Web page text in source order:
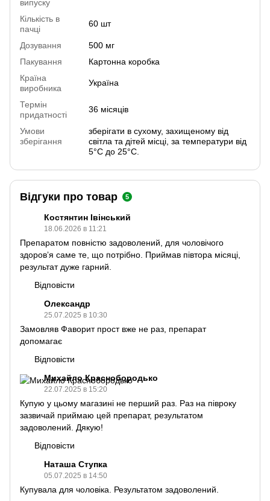
випуску
Кількість в
пачці
60 шт
Дозування
500 мг
Пакування
Картонна коробка
Країна
виробника
Україна
Термін
придатності
36 місяців
Умови
зберігання
зберігати в сухому, захищеному від
світла та дітей місці, за температури від
5°С до 25°С.
Відгуки про товар 5
Костянтин Івінський
18.06.2026 в 11:21
Препаратом повністю задоволений, для чоловічого
здоровʼя саме те, що потрібно. Приймав півтора місяці,
результат дуже гарний.
Відповісти
Олександр
25.07.2025 в 10:30
Замовляв Фаворит прост вже не раз, препарат
допомагає
Відповісти
Михайло Краснобородько
22.07.2025 в 15:20
Купую у цьому магазині не перший раз. Раз на півроку
зазвичай приймаю цей препарат, результатом
задоволений. Дякую!
Відповісти
Наташа Ступка
05.07.2025 в 14:50
Купувала для чоловіка. Результатом задоволений.